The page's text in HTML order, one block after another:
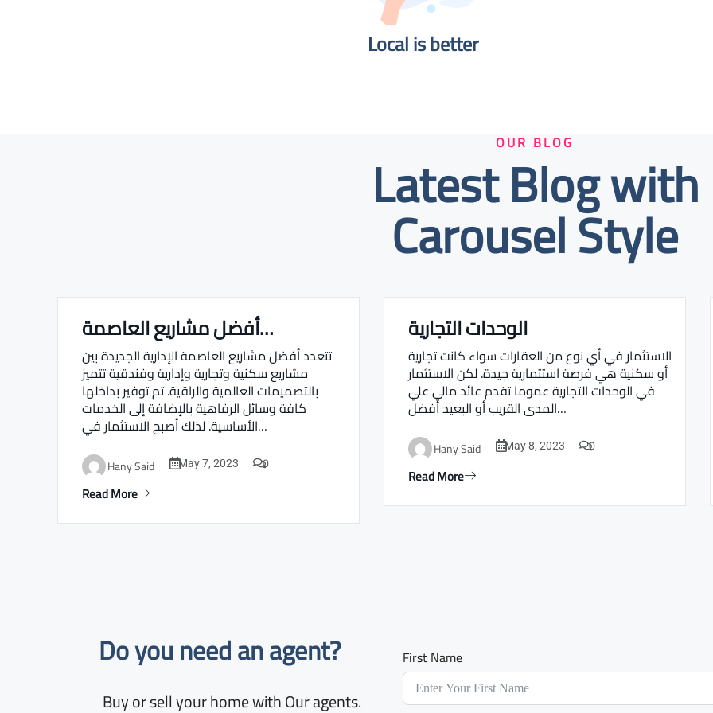
Local is better​
OUR BLOG
Latest Blog with
Carousel Style
Real estate Estate ville أفضل مشاريع العاصمة…
تتعدد أفضل مشاريع العاصمة الإدارية الجديدة بين
مشاريع سكنية وتجارية وإدارية وفندقية تتميز
بالتصميمات العالمية والراقية. تم توفير بداخلها
كافة وسائل الرفاهية بالإضافة إلى الخدمات
الأساسية. لذلك أصبح الاستثمار في…
Hany Said May 7, 2023 0
Read More
Real estate Estate ville
الوحدات التجارية
الاستثمار في أي نوع من العقارات سواء كانت تجارية
أو سكنية هي فرصة استثمارية جيدة. لكن الاستثمار
في الوحدات التجارية عموما تقدم عائد مالي علي
المدى القريب أو البعيد أفضل…
Hany Said May 8, 2023 0
Read More
Do you need an agent?​
Buy or sell your home with Our agents.
First Name